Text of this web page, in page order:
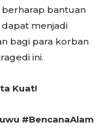
bantuan
menjadi
bagi para korban
ini.
Kuat!
#BencanaAlam